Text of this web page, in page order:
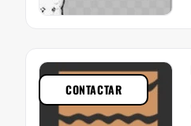
CONTACTAR